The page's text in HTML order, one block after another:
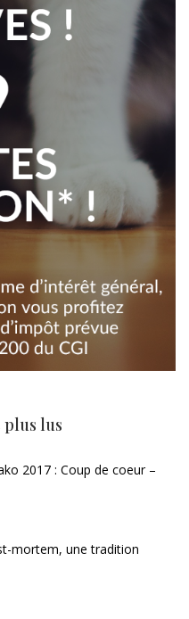
lus
2017 : Coup de coeur –
mortem, une tradition